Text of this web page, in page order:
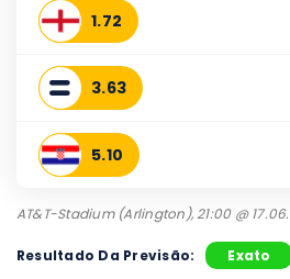
1.72
3.63
5.10
AT&T-Stadium (Arlington), 21:00 @
Resultado Da Previsão: Exato